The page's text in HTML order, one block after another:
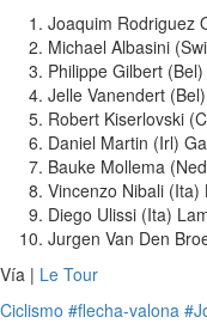
Joaquim Rodriguez
Michael Albasini
Philippe Gilbert
Jelle Vanendert
Robert Kiserlovski
Daniel Martin (Irl)
Bauke Mollema
Vincenzo Nibali
Diego Ulissi (Ita)
Jurgen Van Den
Vía | Le Tour
Ciclismo #flecha-valona